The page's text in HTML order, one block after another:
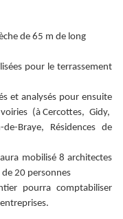
de 65 m de long
pour le terrassement
et analysés pour ensuite
(à Cercottes, Gidy,
Braye, Résidences de
mobilisé 8 architectes
20 personnes
pourra comptabiliser